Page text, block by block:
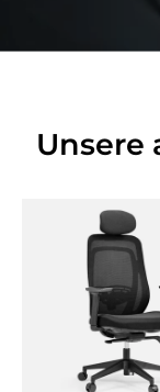
Unsere